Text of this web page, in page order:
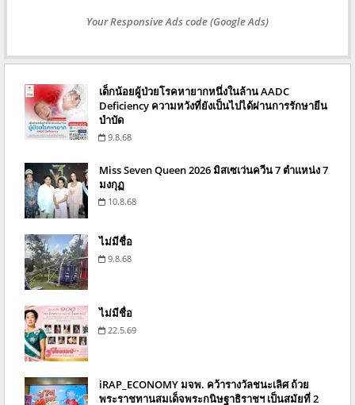
Your Responsive Ads code (Google Ads)
เด็กน้อยผู้ป่วยโรคหายากหนึ่งในล้าน AADC
Deficiency ความหวังที่ยังเป็นไปได้ผ่านการรักษายีน
บำบัด
9.8.68
Miss Seven Queen 2026 มิสเซเว่นควีน 7 ตำแหน่ง 7
มงกุฏ
10.8.68
ไม่มีชื่อ
9.8.68
ไม่มีชื่อ
22.5.69
iRAP_ECONOMY มจพ. คว้ารางวัลชนะเลิศ ถ้วย
พระราชทานสมเด็จพระกนิษฐาธิราชฯ เป็นสมัยที่ 2